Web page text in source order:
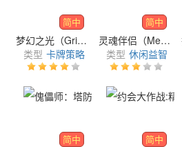
简中
梦幻之光（Grimlight - A Tale of Dreams）
类型 卡牌策略
简中
灵魂伴侣（Meta Soul）
类型 休闲益智
简中 简中